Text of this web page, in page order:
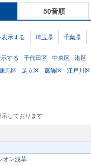
50音順
示する 埼玉県 千葉県
する 千代田区 中央区 港区
馬区 足立区 葛飾区 江戸川区
示しております
オン浅草